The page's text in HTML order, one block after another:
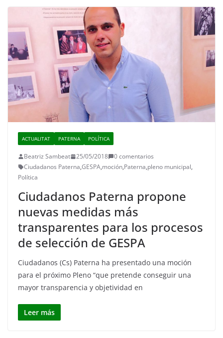
ACTUALITAT PATERNA POLÍTICA
Beatriz Sambeat 25/05/2018
0 comentarios
Ciudadanos Paterna,GESPA,moción,Paterna,pleno municipal,
Política
Ciudadanos Paterna propone
nuevas medidas más
transparentes para los procesos
de selección de GESPA
Ciudadanos (Cs) Paterna ha presentado una moción
para el próximo Pleno “que pretende conseguir una
mayor transparencia y objetividad en
Leer más